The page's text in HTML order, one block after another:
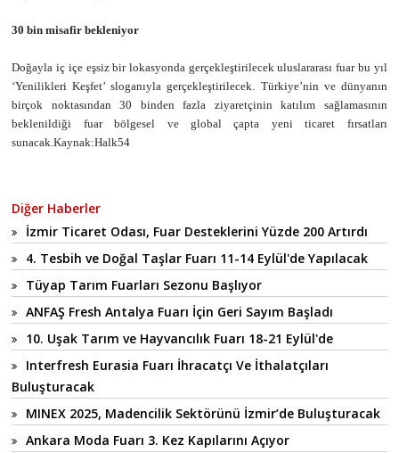
30 bin misafir bekleniyor
Doğayla iç içe eşsiz bir lokasyonda gerçekleştirilecek uluslararası fuar bu yıl
‘Yenilikleri Keşfet’ sloganıyla gerçekleştirilecek. Türkiye’nin ve dünyanın
birçok noktasından 30 binden fazla ziyaretçinin katılım sağlamasının
beklenildiği fuar bölgesel ve global çapta yeni ticaret fırsatları
sunacak.Kaynak:Halk54
Diğer Haberler
İzmir Ticaret Odası, Fuar Desteklerini Yüzde 200 Artırdı
4. Tesbih ve Doğal Taşlar Fuarı 11-14 Eylül'de Yapılacak
Tüyap Tarım Fuarları Sezonu Başlıyor
ANFAŞ Fresh Antalya Fuarı İçin Geri Sayım Başladı
10. Uşak Tarım ve Hayvancılık Fuarı 18-21 Eylül'de
Interfresh Eurasia Fuarı İhracatçı Ve İthalatçıları
Buluşturacak
MINEX 2025, Madencilik Sektörünü İzmir’de Buluşturacak
Ankara Moda Fuarı 3. Kez Kapılarını Açıyor